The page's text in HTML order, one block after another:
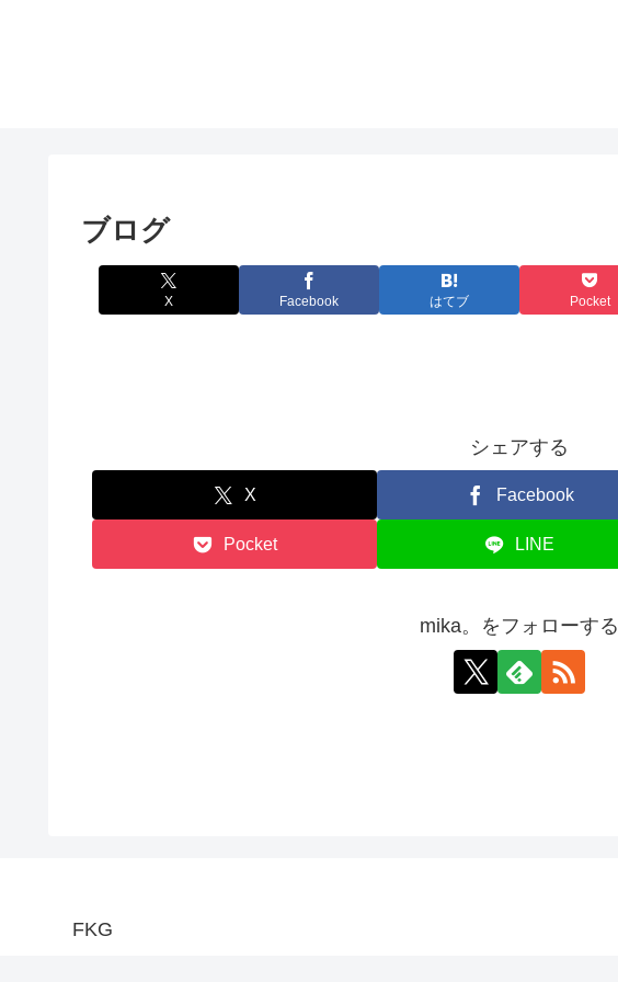
ブログ
X Facebook はてブ Pocket
シェアする
X Facebook
Pocket LINE
mika。をフォローする
FKG